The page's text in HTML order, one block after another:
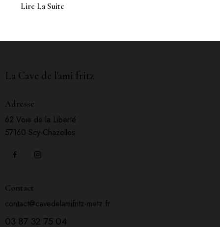
Lire La Suite
La Cave de l'ami fritz
Adresse
62 Voie de la Liberté
57160 Scy-Chazelles
Contact
contact@cavedelamifritz-metz.fr
03 87 32 75 04